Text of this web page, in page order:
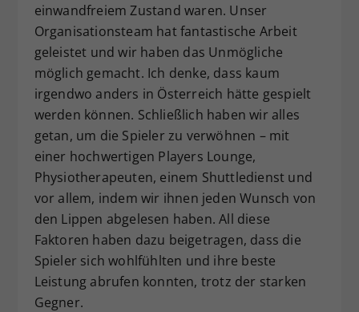
einwandfreiem Zustand waren. Unser
Organisationsteam hat fantastische Arbeit
geleistet und wir haben das Unmögliche
möglich gemacht. Ich denke, dass kaum
irgendwo anders in Österreich hätte gespielt
werden können. Schließlich haben wir alles
getan, um die Spieler zu verwöhnen – mit
einer hochwertigen Players Lounge,
Physiotherapeuten, einem Shuttledienst und
vor allem, indem wir ihnen jeden Wunsch von
den Lippen abgelesen haben. All diese
Faktoren haben dazu beigetragen, dass die
Spieler sich wohlfühlten und ihre beste
Leistung abrufen konnten, trotz der starken
Gegner.